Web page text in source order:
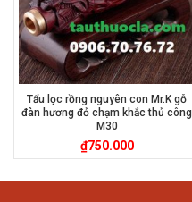
Tẩu lọc rồng nguyên con Mr.K gỗ
đàn hương đỏ chạm khắc thủ công
M30
₫750.000